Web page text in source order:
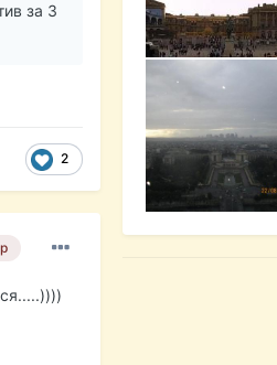
за 3
2